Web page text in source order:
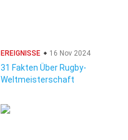
EREIGNISSE 16 Nov 2024
31 Fakten Über Rugby-
Weltmeisterschaft